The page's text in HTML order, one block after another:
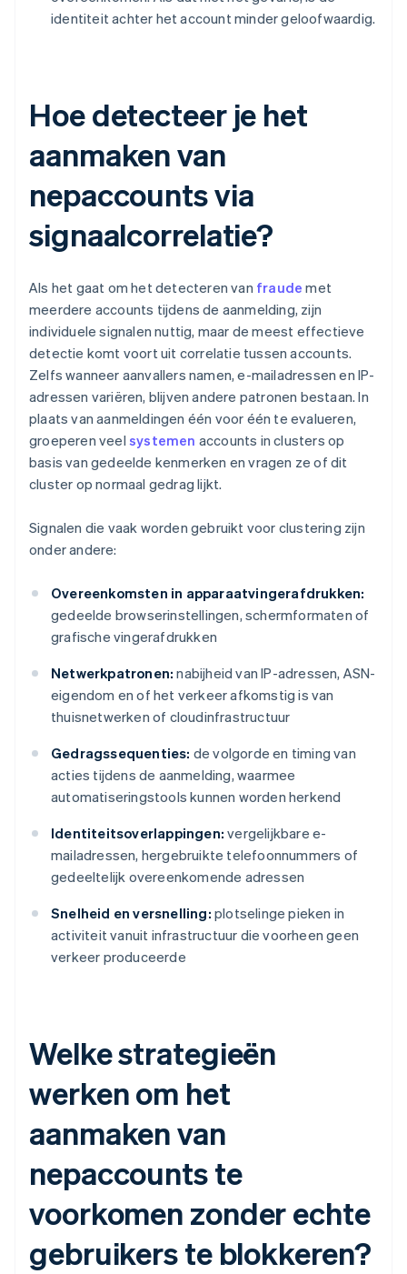
identiteit achter het account minder geloofwaardig.
Hoe detecteer je het
aanmaken van
nepaccounts via
signaalcorrelatie?
Als het gaat om het detecteren van fraude met
meerdere accounts tijdens de aanmelding, zijn
individuele signalen nuttig, maar de meest effectieve
detectie komt voort uit correlatie tussen accounts.
Zelfs wanneer aanvallers namen, e-mailadressen en IP-
adressen variëren, blijven andere patronen bestaan. In
plaats van aanmeldingen één voor één te evalueren,
groeperen veel systemen accounts in clusters op
basis van gedeelde kenmerken en vragen ze of dit
cluster op normaal gedrag lijkt.
Signalen die vaak worden gebruikt voor clustering zijn
onder andere:
Overeenkomsten in apparaatvingerafdrukken:
gedeelde browserinstellingen, schermformaten of
grafische vingerafdrukken
Netwerkpatronen: nabijheid van IP-adressen, ASN-
eigendom en of het verkeer afkomstig is van
thuisnetwerken of cloudinfrastructuur
Gedragssequenties: de volgorde en timing van
acties tijdens de aanmelding, waarmee
automatiseringstools kunnen worden herkend
Identiteitsoverlappingen: vergelijkbare e-
mailadressen, hergebruikte telefoonnummers of
gedeeltelijk overeenkomende adressen
Snelheid en versnelling: plotselinge pieken in
activiteit vanuit infrastructuur die voorheen geen
verkeer produceerde
Welke strategieën
werken om het
aanmaken van
nepaccounts te
voorkomen zonder echte
gebruikers te blokkeren?